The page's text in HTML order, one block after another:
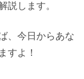
説します。
、今日からあな
すよ！